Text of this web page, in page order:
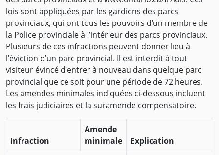
lois sont appliquées par les gardiens des parcs
provinciaux, qui ont tous les pouvoirs d’un membre de
la Police provinciale à l’intérieur des parcs provinciaux.
Plusieurs de ces infractions peuvent donner lieu à
l’éviction d’un parc provincial. Il est interdit à tout
visiteur évincé d’entrer à nouveau dans quelque parc
provincial que ce soit pour une période de 72 heures.
Les amendes minimales indiquées ci-dessous incluent
les frais judiciaires et la suramende compensatoire.
Infraction
Amende
minimale
Explication